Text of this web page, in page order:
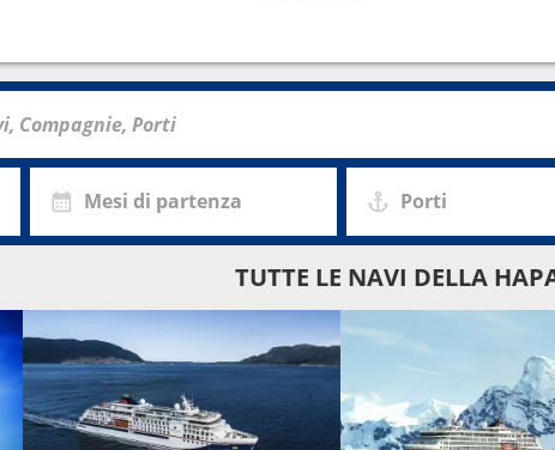
Mesi di partenza Porti
TUTTE LE NAVI DELLA